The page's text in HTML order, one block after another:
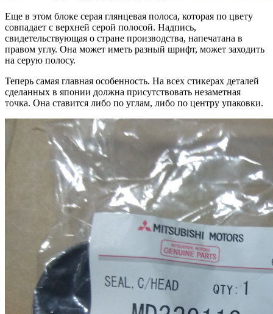
Еще в этом блоке серая глянцевая полоса, которая по цвету
совпадает с верхней серой полосой. Надпись,
свидетельствующая о стране производства, напечатана в
правом углу. Она может иметь разный шрифт, может заходить
на серую полосу.
Теперь самая главная особенность. На всех стикерах деталей
сделанных в японии должна присутствовать незаметная
точка. Она ставится либо по углам, либо по центру упаковки.